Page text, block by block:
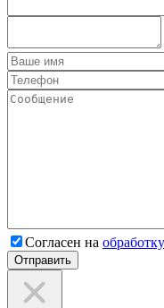
Согласен на
Отправить